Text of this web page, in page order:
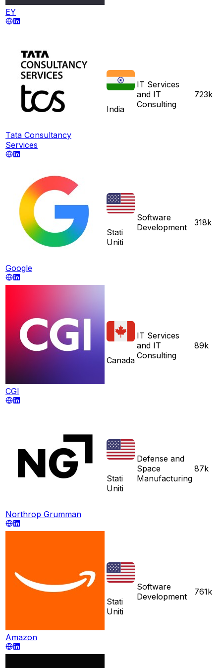
EY
Tata Consultancy
Services
India
IT Services
and IT
Consulting
723k
Google
Stati
Uniti
Software
Development
318k
CGI
Canada
IT Services
and IT
Consulting
89k
Northrop Grumman
Stati
Uniti
Defense and
Space
Manufacturing
87k
Amazon
Stati
Uniti
Software
Development
761k